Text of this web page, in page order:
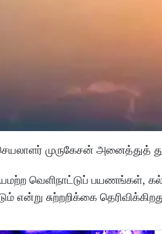
செயலாளர் முருகேசன் அனைத்துத்
வெளிநாட்டுப்
சுற்றறிக்கை